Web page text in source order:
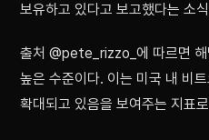
보유하고 있다고 보고했다는 소
출처 @pete_rizzo_에 따르면
높은 수준이다. 이는 미국 내 비
확대되고 있음을 보여주는 지표